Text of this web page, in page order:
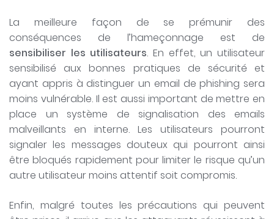
La meilleure façon de se prémunir des
conséquences de l’hameçonnage est de
sensibiliser les utilisateurs. En effet, un utilisateur
sensibilisé aux bonnes pratiques de sécurité et
ayant appris à distinguer un email de phishing sera
moins vulnérable. Il est aussi important de mettre en
place un système de signalisation des emails
malveillants en interne. Les utilisateurs pourront
signaler les messages douteux qui pourront ainsi
être bloqués rapidement pour limiter le risque qu’un
autre utilisateur moins attentif soit compromis.
Enfin, malgré toutes les précautions qui peuvent